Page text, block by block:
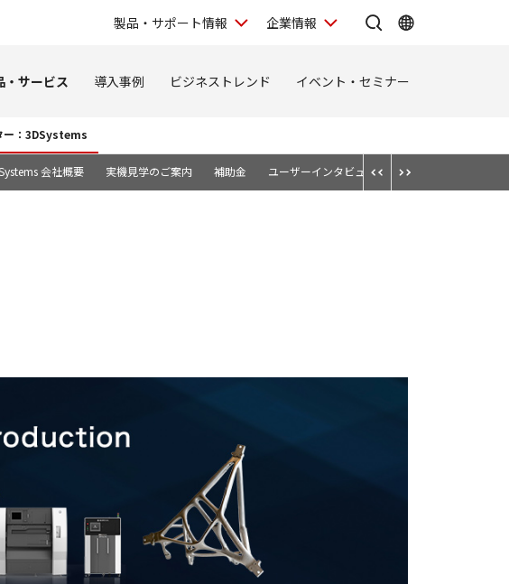
製品・サポート情報 企業情報
・サービス 導入事例 ビジネストレンド イベント・セミナー
ー：3DSystems
会社概要 実機見学のご案内 補助金 ユーザーインタビュー 3D Systems 造形サン